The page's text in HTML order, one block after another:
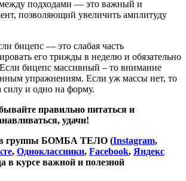
подходами — это важный и
позволяющий увеличить амплитуду
бицепс — это слабая часть
его трижды в неделю и обязательно
бицепс массивный – то внимание
упражнениям. Если уж массы нет, то
силу и одно на форму.
правильно питаться и
удачи!
в группы БОМБА ТЕЛО (Instagram,
, Одноклассники, Facebook, Яндекс
в курсе важной и полезной